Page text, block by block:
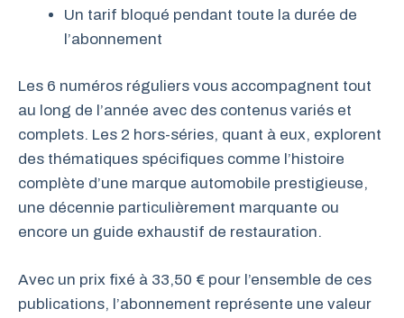
Un tarif bloqué pendant toute la durée de
l’abonnement
Les 6 numéros réguliers vous accompagnent tout
au long de l’année avec des contenus variés et
complets. Les 2 hors-séries, quant à eux, explorent
des thématiques spécifiques comme l’histoire
complète d’une marque automobile prestigieuse,
une décennie particulièrement marquante ou
encore un guide exhaustif de restauration.
Avec un prix fixé à 33,50 € pour l’ensemble de ces
publications, l’abonnement représente une valeur